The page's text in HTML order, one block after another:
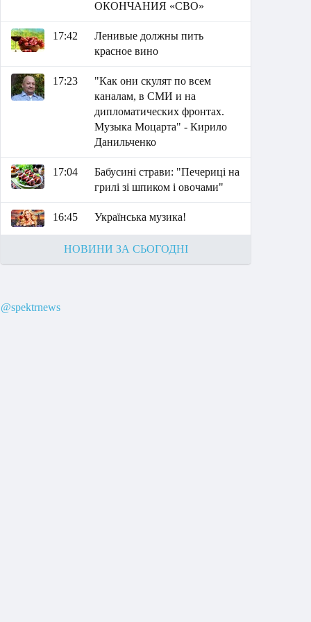
ОКОНЧАНИЯ «СВО»
17:42
Ленивые должны пить
красное вино
17:23
"Как они скулят по всем
каналам, в СМИ и на
дипломатических фронтах.
Музыка Моцарта" - Кирило
Данильченко
17:04
Бабусині страви: "Печериці на
грилі зі шпиком і овочами"
16:45 Українська музика!
НОВИНИ ЗА СЬОГОДНІ
@spektrnews